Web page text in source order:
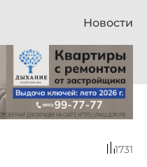
Новости
1731